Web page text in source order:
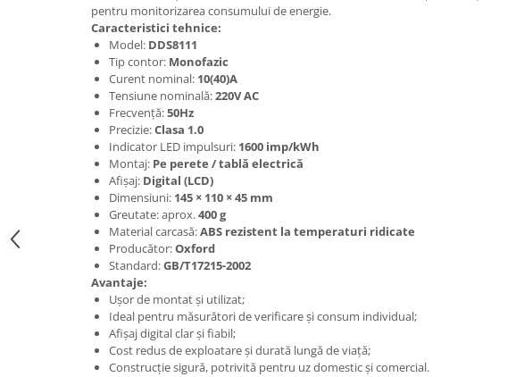
Ştechere/Stecher adaptor
Ţeavă PVC
Corpuri Led lineare
Butuc yala,Broaste usa,Lacat
Tablou si sigurante electrice
Scule / utile / sonerii/ rulete
Scule / utile / sonerii/ rulete
Adezivi si benzi adezive
Chei , clesti , patenti
Cose / Coliere plastic
pentru monitorizarea consumului de energie.
Caracteristici tehnice:
Model: DDS8111
Tip contor: Monofazic
Curent nominal: 10(40)A
Tensiune nominală:220V AC
Frecvență:50Hz
Precizie:Clasa 1.0
Indicator LED impulsuri: 1600 imp/kWh
Montaj: Pe perete / tablă electrică
Afișaj: Digital (LCD)
Dimensiuni: 145 × 110 × 45 mm
Greutate: aprox.400 g
Material carcasă:ABS rezistent la temperaturi ridicate
Producător:Oxford
Standard:GB/T17215-2002
Avantaje:
Ușor de montat și utilizat;
Ideal pentru măsurători de verificare și consum individual;
Afișaj digital clar și fiabil;
Cost redus de exploatare și durată lungă de viață;
Construcție sigură, potrivită pentru uz domestic și comercial.